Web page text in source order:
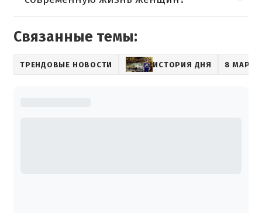
Связанные темы:
ТРЕНДОВЫЕ НОВОСТИ ИСТОРИЯ ДНЯ 8 МАРТА